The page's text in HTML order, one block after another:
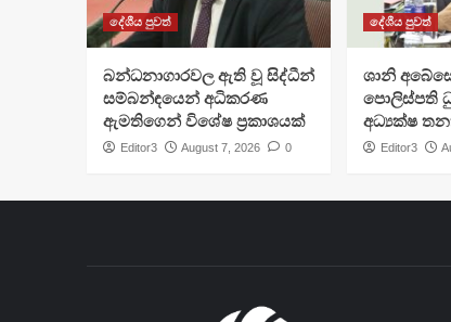
දේශීය පුවත්
බන්ධනාගාරවල ඇති වූ සිද්ධීන්
සම්බන්ඳයෙන් අධිකරණ
ඇමතිගෙන් විශේෂ ප්‍රකාශයක්
Editor3 August 7, 2026 0
දේශීය පුවත්
ශානි
පොලිස්පති
අධ්‍යක්ෂ
Editor3